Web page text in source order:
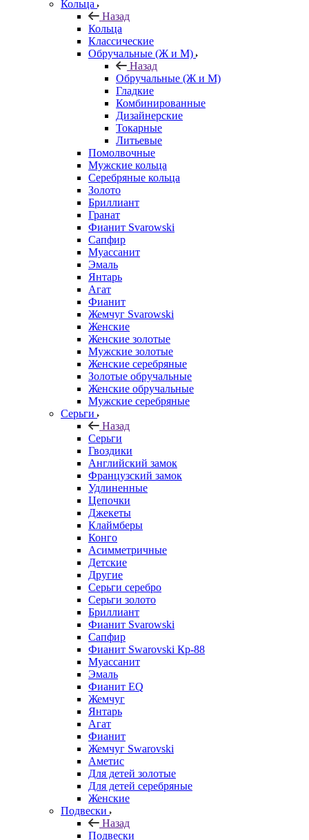
Кольца
Назад
Кольца
Классические
Обручальные (Ж и М)
Назад
Обручальные (Ж и М)
Гладкие
Комбинированные
Дизайнерские
Токарные
Литьевые
Помолвочные
Мужские кольца
Серебряные кольца
Золото
Бриллиант
Гранат
Фианит Svarowski
Сапфир
Муассанит
Эмаль
Янтарь
Агат
Фианит
Жемчуг Svarowski
Женские
Женские золотые
Мужские золотые
Женские серебряные
Золотые обручальные
Женские обручальные
Мужские серебряные
Серьги
Назад
Серьги
Гвоздики
Английский замок
Французский замок
Удлиненные
Цепочки
Джекеты
Клаймберы
Конго
Асимметричные
Детские
Другие
Серьги серебро
Серьги золото
Бриллиант
Фианит Svarowski
Сапфир
Фианит Swarovski Кр-88
Муассанит
Эмаль
Фианит EQ
Жемчуг
Янтарь
Агат
Фианит
Жемчуг Swarovski
Аметис
Для детей золотые
Для детей серебряные
Женские
Подвески
Назад
Подвески